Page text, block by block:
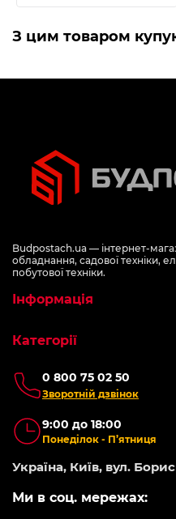
З цим товаром
Budpostach.ua — інтернет-
обладнання, садової техніки,
побутової техніки.
0 800 75 02 50
Зворотній дзвінок
9:00 до 18:00
Понеділок - П’ятниця
Україна, Київ, вул.
Ми в соц. мережах:
Інформація
Категорії